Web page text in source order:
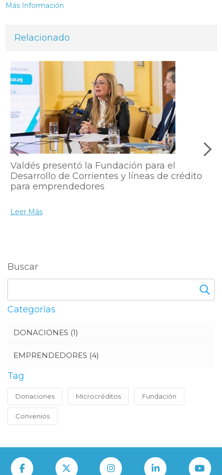
Más Información
Relacionado
Valdés presentó la Fundación para el
Desarrollo de Corrientes y líneas de crédito
para emprendedores
Leer Más
Buscar
Categorías
DONACIONES (1)
EMPRENDEDORES (4)
Tag
Donaciones Microcréditos Fundación
Convenios